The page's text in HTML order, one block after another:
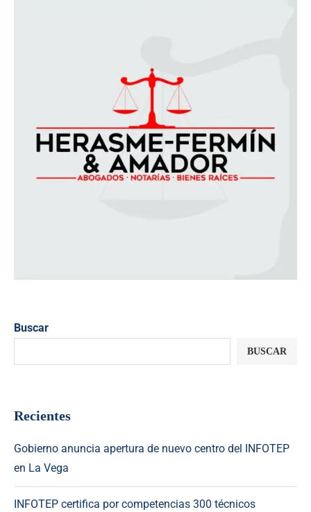
Buscar
BUSCAR
Recientes
Gobierno anuncia apertura de nuevo centro del INFOTEP
en La Vega
INFOTEP certifica por competencias 300 técnicos